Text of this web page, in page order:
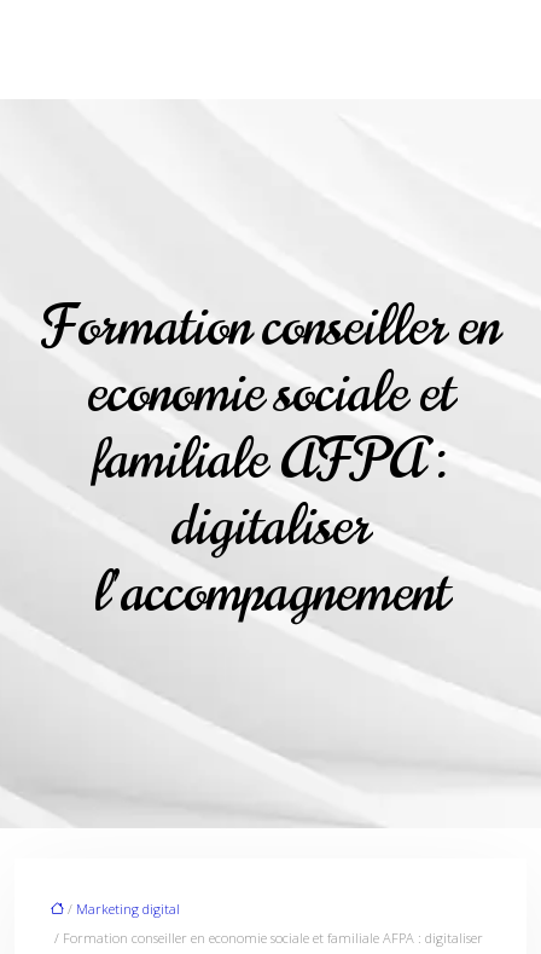
Formation conseiller en
economie sociale et
familiale AFPA :
digitaliser
l’accompagnement
/ Marketing digital
/ Formation conseiller en economie sociale et familiale AFPA : digitaliser